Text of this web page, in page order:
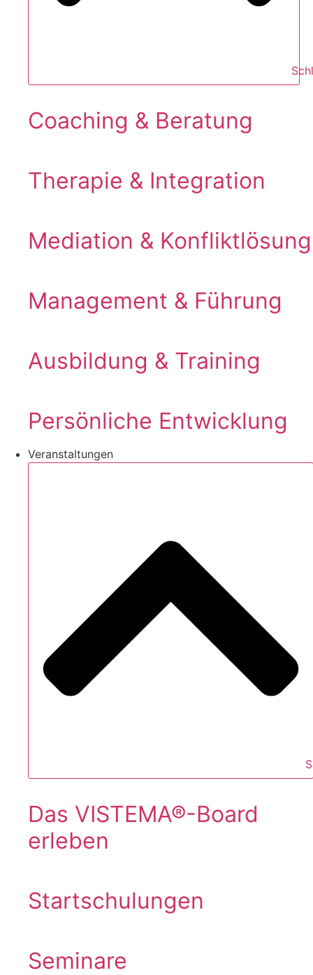
Coaching & Beratung
Therapie & Integration
Mediation & Konfliktlösung
Management & Führung
Ausbildung & Training
Persönliche Entwicklung
Veranstaltungen
Das VISTEMA®-Board
erleben
Startschulungen
Seminare